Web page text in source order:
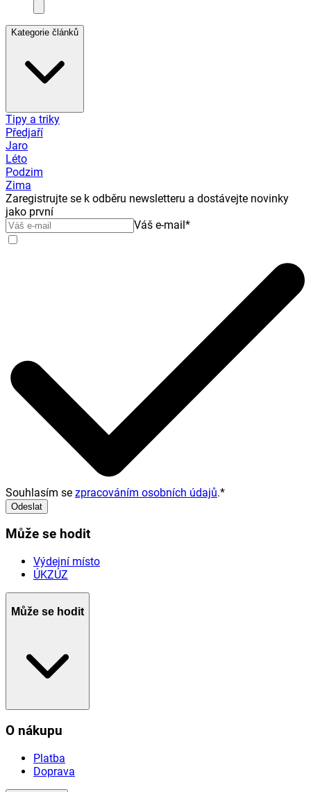
Kategorie článků
Tipy a triky
Předjaří
Jaro
Léto
Podzim
Zima
Zaregistrujte se k odběru newsletteru a dostávejte novinky
jako první
Váš e-mail *
Souhlasím se zpracováním osobních údajů.*
Odeslat
Může se hodit
Výdejní místo
ÚKZÚZ
Může se hodit
O nákupu
Platba
Doprava